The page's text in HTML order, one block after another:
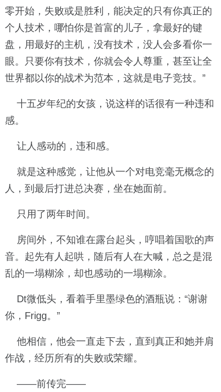
零开始，失败或是胜利，能决定的只有你真正的
个人技术，哪怕你是首富的儿子，拿最好的键
盘，用最好的主机，没有技术，没人会多看你一
眼。只要你有技术，你就会令人尊重，甚至让全
世界都以你的战术为范本，这就是电子竞技。”
十五岁年纪的女孩，说这样的话很有一种违和
感。
让人感动的，违和感。
就是这种感觉，让他从一个对电竞毫无概念的
人，到最后打进总决赛，坐在她面前。
只用了两年时间。
房间外，不知谁在露台起头，哼唱着国歌的声
音。起先有人起哄，随后有人在大喊，总之是混
乱的一塌糊涂，却也感动的一塌糊涂。
Dt微低头，看着手里墨绿色的酒瓶说：“谢谢
你，Frigg。”
他相信，他会一直走下去，直到真正和她并肩
作战，经历所有的失败或荣耀。
——前传完——